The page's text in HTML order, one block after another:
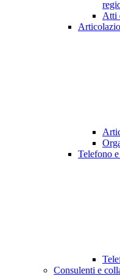
Atti
Telefono
Consulenti e